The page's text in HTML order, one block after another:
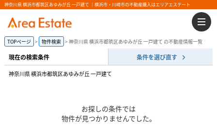
神奈川県 横浜市都筑区あゆみが丘 一戸建て ｜横浜市・川崎市の不動産購入はエリアエステート
TOPページ 物件検索 神奈川県 横浜市都筑区あゆみが丘 一戸建て の不動産情報一覧
現在の検索条件 条件を選び直す
神奈川県 横浜市都筑区あゆみが丘 一戸建て
お探しの条件では
物件が見つかりませんでした。